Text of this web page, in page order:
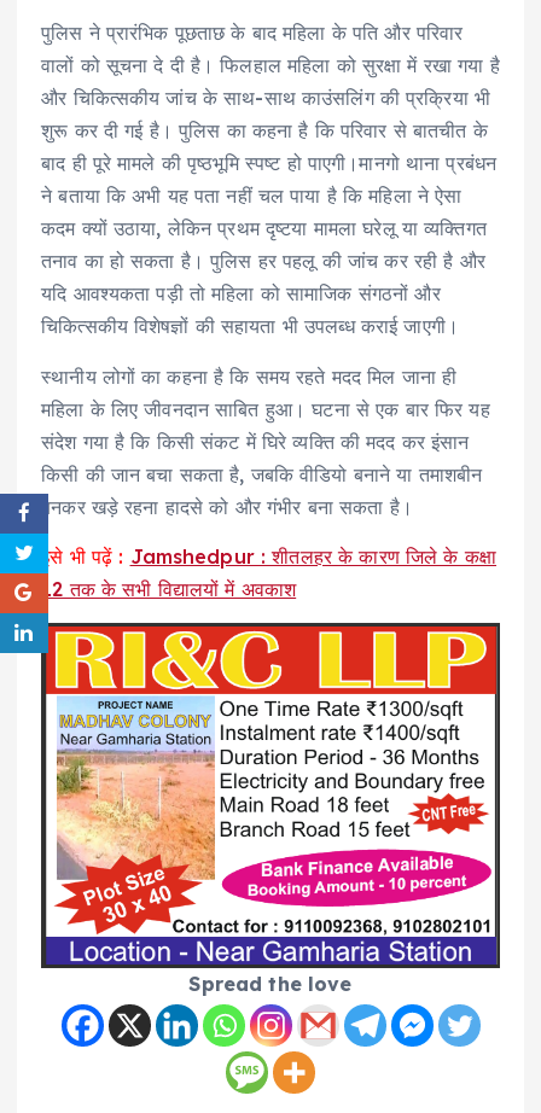
पुलिस ने प्रारंभिक पूछताछ के बाद महिला के पति और परिवार
वालों को सूचना दे दी है। फिलहाल महिला को सुरक्षा में रखा गया है
और चिकित्सकीय जांच के साथ-साथ काउंसलिंग की प्रक्रिया भी
शुरू कर दी गई है। पुलिस का कहना है कि परिवार से बातचीत के
बाद ही पूरे मामले की पृष्ठभूमि स्पष्ट हो पाएगी।मानगो थाना प्रबंधन
ने बताया कि अभी यह पता नहीं चल पाया है कि महिला ने ऐसा
कदम क्यों उठाया, लेकिन प्रथम दृष्टया मामला घरेलू या व्यक्तिगत
तनाव का हो सकता है। पुलिस हर पहलू की जांच कर रही है और
यदि आवश्यकता पड़ी तो महिला को सामाजिक संगठनों और
चिकित्सकीय विशेषज्ञों की सहायता भी उपलब्ध कराई जाएगी।
स्थानीय लोगों का कहना है कि समय रहते मदद मिल जाना ही
महिला के लिए जीवनदान साबित हुआ। घटना से एक बार फिर यह
संदेश गया है कि किसी संकट में घिरे व्यक्ति की मदद कर इंसान
किसी की जान बचा सकता है, जबकि वीडियो बनाने या तमाशबीन
बनकर खड़े रहना हादसे को और गंभीर बना सकता है।
इसे भी पढ़ें : Jamshedpur : शीतलहर के कारण जिले के कक्षा
12 तक के सभी विद्यालयों में अवकाश
Spread the love